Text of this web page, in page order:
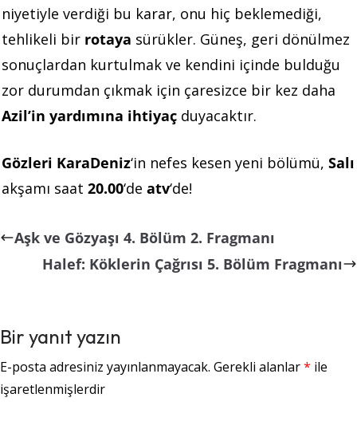
niyetiyle verdiği bu karar, onu hiç beklemediği,
tehlikeli bir rotaya sürükler. Güneş, geri dönülmez
sonuçlardan kurtulmak ve kendini içinde bulduğu
zor durumdan çıkmak için çaresizce bir kez daha
Azil’in yardımına ihtiyaç duyacaktır.
Gözleri KaraDeniz‘in nefes kesen yeni bölümü, Salı
akşamı saat 20.00‘de atv‘de!
Aşk ve Gözyaşı 4. Bölüm 2. Fragmanı
Halef: Köklerin Çağrısı 5. Bölüm Fragmanı
Bir yanıt yazın
E-posta adresiniz yayınlanmayacak. Gerekli alanlar* ile
işaretlenmişlerdir